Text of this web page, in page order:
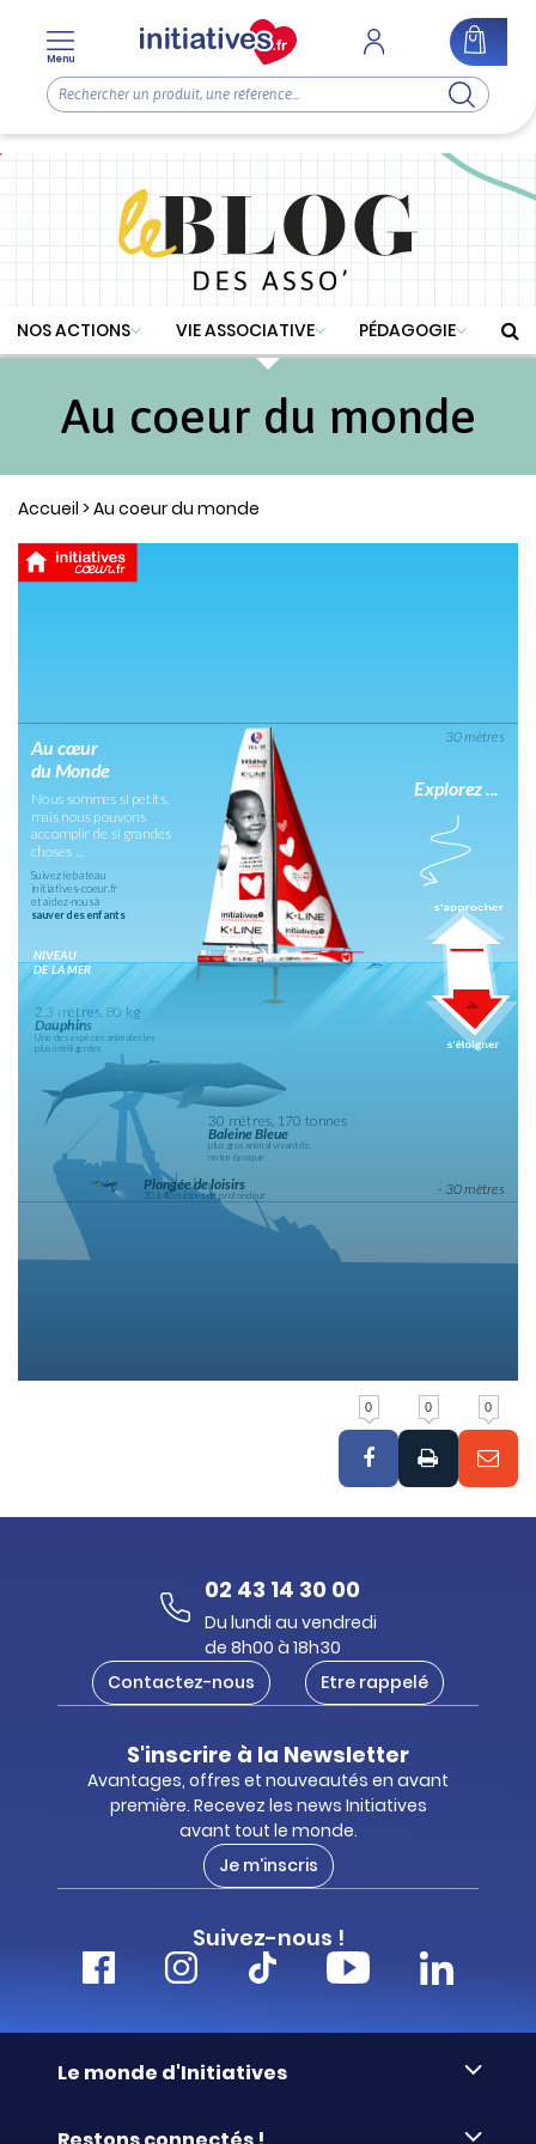
NOS ACTIONS VIE ASSOCIATIVE PÉDAGOGIE
Au coeur du monde
Accueil > Au coeur du monde
0 0 0
Menu
02 43 14 30 00
Du lundi au vendredi
de 8h00 à 18h30
Contactez-nous
Etre rappelé
S'inscrire à la Newsletter
Avantages, offres et nouveautés en avant
première. Recevez les news Initiatives
avant tout le monde.
Je m'inscris
Suivez-nous !
Le monde d'Initiatives